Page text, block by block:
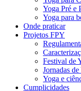
Yoga Pré e
Yoga para
Onde praticar
Projetos FPY
Festival de
Jornadas de
Yoga e
Cumplicidades